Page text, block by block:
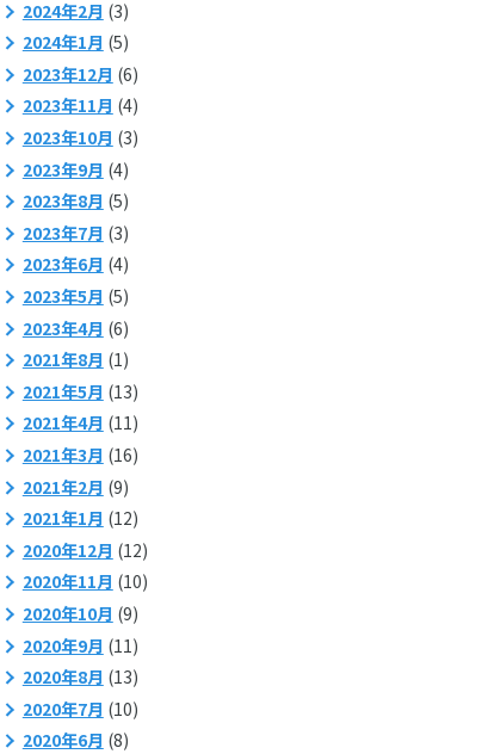
2024年2月 (3)
2024年1月 (5)
2023年12月 (6)
2023年11月 (4)
2023年10月 (3)
2023年9月 (4)
2023年8月 (5)
2023年7月 (3)
2023年6月 (4)
2023年5月 (5)
2023年4月 (6)
2021年8月 (1)
2021年5月 (13)
2021年4月 (11)
2021年3月 (16)
2021年2月 (9)
2021年1月 (12)
2020年12月 (12)
2020年11月 (10)
2020年10月 (9)
2020年9月 (11)
2020年8月 (13)
2020年7月 (10)
2020年6月 (8)